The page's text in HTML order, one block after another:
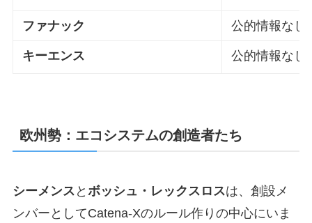
ファナック 公的情報なし
キーエンス 公的情報なし
欧州勢：エコシステムの創造者たち
シーメンス と ボッシュ・レックスロスは、創設メ
ンバーとしてCatena-Xのルール作りの中心にいま